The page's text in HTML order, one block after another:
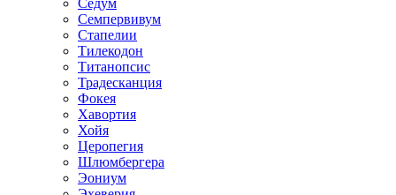
Седум
Семпервивум
Стапелии
Тилекодон
Титанопсис
Традесканция
Фокея
Хавортия
Хойя
Церопегия
Шлюмбергера
Эониум